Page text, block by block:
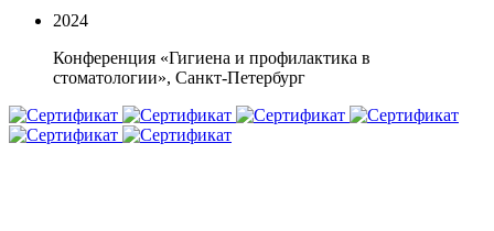
2024
Конференция «Гигиена и профилактика в
стоматологии», Санкт-Петербург